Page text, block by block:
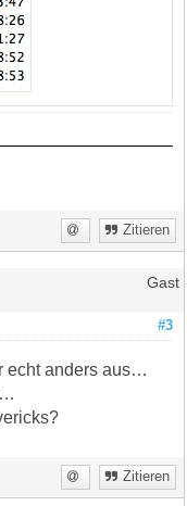
Zitieren
Gast
#3
echt anders aus…
Zitieren